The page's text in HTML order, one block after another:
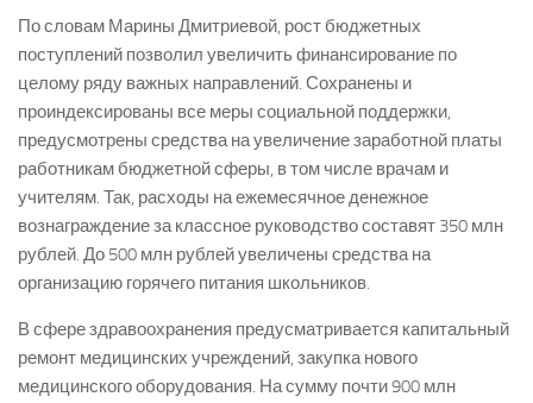
По словам Марины Дмитриевой, рост бюджетных
поступлений позволил увеличить финансирование по
целому ряду важных направлений. Сохранены и
проиндексированы все меры социальной поддержки,
предусмотрены средства на увеличение заработной платы
работникам бюджетной сферы, в том числе врачам и
учителям. Так, расходы на ежемесячное денежное
вознаграждение за классное руководство составят 350 млн
рублей. До 500 млн рублей увеличены средства на
организацию горячего питания школьников.
В сфере здравоохранения предусматривается капитальный
ремонт медицинских учреждений, закупка нового
медицинского оборудования. На сумму почти 900 млн